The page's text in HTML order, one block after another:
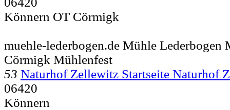
Könnern OT Cörmigk
muehle-lederbogen.de Mühle Lederbogen
Cörmigk Mühlenfest
53 Naturhof Zellewitz Startseite Naturhof
06420
Könnern